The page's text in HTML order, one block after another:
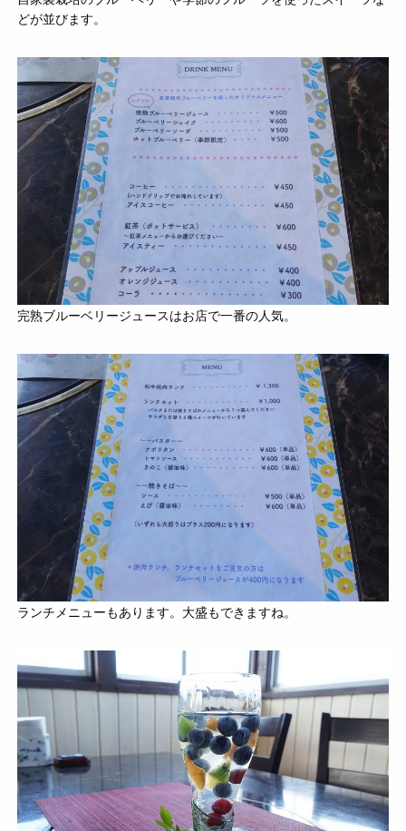
どが並びます。
完熟ブルーベリージュースはお店で一番の人気。
ランチメニューもあります。大盛もできますね。